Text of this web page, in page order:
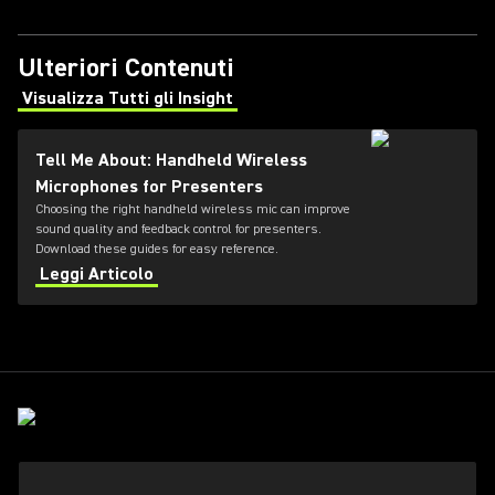
Ulteriori Contenuti
Visualizza Tutti gli Insight
(Opens in a new tab)
Tell Me About: Handheld Wireless
Microphones for Presenters
Choosing the right handheld wireless mic can improve
sound quality and feedback control for presenters.
Download these guides for easy reference.
Leggi Articolo